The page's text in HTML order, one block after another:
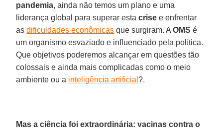
pandemia, ainda não temos um plano e uma
liderança global para superar estacrise e enfrentar
asdificuldades econômicas que surgiram. AOMS é
um organismo esvaziado e influenciado pela política.
Que objetivos poderemos alcançar em questões tão
colossais e ainda mais complicadas como o meio
ambiente ou a inteligência artificial?.
Mas a ciência foi extraordinária: vacinas contra o